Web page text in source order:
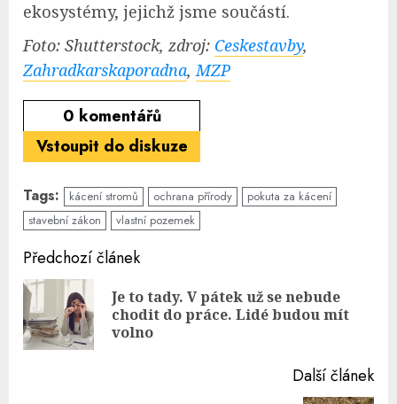
ekosystémy, jejichž jsme součástí.
Foto: Shutterstock, zdroj: Ceskestavby,
Zahradkarskaporadna,MZP
0 komentářů
Vstoupit do diskuze
Tags: kácení stromů ochrana přírody
pokuta za kácení
stavební zákon
vlastní pozemek
Continue
Reading
Předchozí článek
Je to tady. V pátek už se nebude
chodit do práce. Lidé budou mít
volno
Další článek